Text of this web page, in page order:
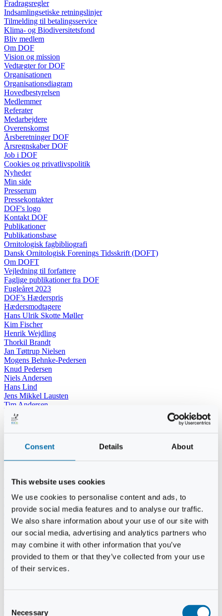
Consent Details About
This website uses cookies
We use cookies to personalise content and ads, to
provide social media features and to analyse our traffic.
We also share information about your use of our site with
our social media, advertising and analytics partners who
may combine it with other information that you’ve
provided to them or that they’ve collected from your use
of their services.
Necessary
Fradragsregler
Indsamlingsetiske retningslinjer
Tilmelding til betalingsservice
Klima- og Biodiversitetsfond
Bliv medlem
Om DOF
Vision og mission
Vedtægter for DOF
Organisationen
Organisationsdiagram
Hovedbestyrelsen
Medlemmer
Referater
Medarbejdere
Overenskomst
Årsberetninger DOF
Årsregnskaber DOF
Job i DOF
Cookies og privatlivspolitik
Nyheder
Min side
Presserum
Pressekontakter
DOF's logo
Kontakt DOF
Publikationer
Publikationsbase
Ornitologisk fagbibliografi
Dansk Ornitologisk Forenings Tidsskrift (DOFT)
Om DOFT
Vejledning til forfattere
Faglige publikationer fra DOF
Fugleåret 2023
DOF’s Hæderspris
Hædersmodtagere
Hans Ulrik Skotte Møller
Kim Fischer
Henrik Wejdling
Thorkil Brandt
Jan Tøttrup Nielsen
Mogens Behnke-Pedersen
Knud Pedersen
Niels Andersen
Hans Lind
Jens Mikkel Lausten
Tim Andersen
Per Janfelt
Christian Hjorth
Kjeld Hansen
Niels Thomas Rosenberg
Svend Andersen
Bent Wigh
Jens-Kjeld Jensen
Jon Fjeldså
William Carøe Aarestrup
Erik Mølgaard
Klaus Malling Olsen
Brian Zobbe
Peter Lange
Kurt Due Johansen
Niels Peter Andreasen
Jesper Tofft